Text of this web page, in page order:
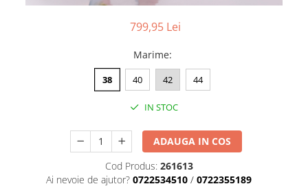
799,95 Lei
Marime:
38 40 42 44
IN STOC
ADAUGA IN COS
Cod Produs: 261613
Ai nevoie de ajutor? 0722534510 / 0722355189